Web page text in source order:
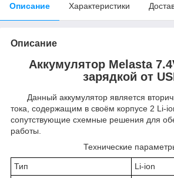
Описание Характеристики
Описание
Аккумулятор Melasta
зарядкой от
Данный аккумулятор является
тока, содержащим в своём корпусе 2 Li-
сопутствующие схемные решения для
работы.
Технические
Тип
Li-ion